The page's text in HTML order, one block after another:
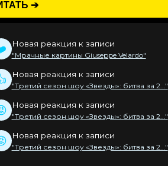
➔
Новая реакция к записи
"Мрачные картины Giuseppe Velardo"
Новая реакция к записи
"Третий сезон шоу «Звезды»: битва за 2..."
Новая реакция к записи
"Третий сезон шоу «Звезды»: битва за 2..."
Новая реакция к записи
"Третий сезон шоу «Звезды»: битва за 2..."